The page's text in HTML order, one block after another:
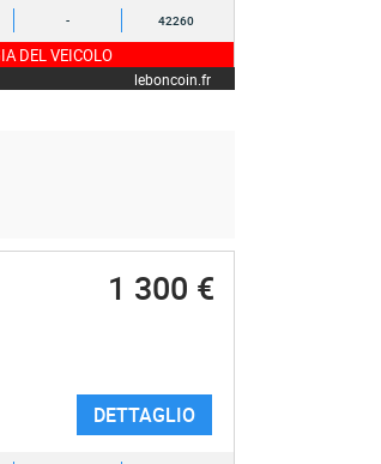
- 42260
DEL VEICOLO
leboncoin.fr
1 300 €
DETTAGLIO